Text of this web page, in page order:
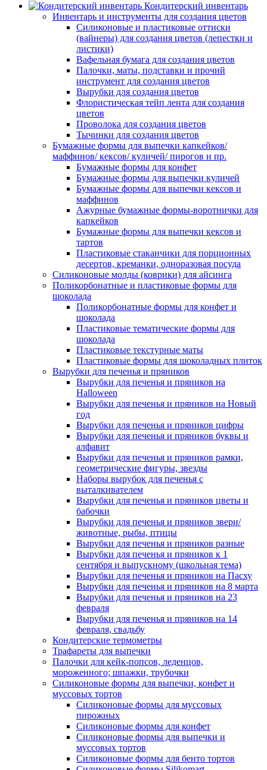
Кондитерский инвентарь
Инвентарь и инструменты для создания цветов
Силиконовые и пластиковые оттиски
(вайнеры) для создания цветов (лепестки и
листики)
Вафельная бумага для создания цветов
Палочки, маты, подставки и прочий
инструмент для создания цветов
Вырубки для создания цветов
Флористическая тейп лента для создания
цветов
Проволока для создания цветов
Тычинки для создания цветов
Бумажные формы для выпечки капкейков/
маффинов/ кексов/ куличей/ пирогов и пр.
Бумажные формы для конфет
Бумажные формы для выпечки куличей
Бумажные формы для выпечки кексов и
маффинов
Ажурные бумажные формы-воротнички для
капкейков
Бумажные формы для выпечки кексов и
тартов
Пластиковые стаканчики для порционных
десертов, креманки, одноразовая посуда
Силиконовые молды (коврики) для айсинга
Поликорбонатные и пластиковые формы для
шоколада
Поликорбонатные формы для конфет и
шоколада
Пластиковые тематические формы для
шоколада
Пластиковые текстурные маты
Пластиковые формы для шоколадных плиток
Вырубки для печенья и пряников
Вырубки для печенья и пряников на
Halloween
Вырубки для печенья и пряников на Новый
год
Вырубки для печенья и пряников цифры
Вырубки для печенья и пряников буквы и
алфавит
Вырубки для печенья и пряников рамки,
геометрические фигуры, звезды
Наборы вырубок для печенья с
выталкивателем
Вырубки для печенья и пряников цветы и
бабочки
Вырубки для печенья и пряников звери/
животные, рыбы, птицы
Вырубки для печенья и пряников разные
Вырубки для печенья и пряников к 1
сентября и выпускному (школьная тема)
Вырубки для печенья и пряников на Пасху
Вырубки для печенья и пряников на 8 марта
Вырубки для печенья и пряников на 23
февраля
Вырубки для печенья и пряников на 14
февраля, свадьбу
Кондитерские термометры
Трафареты для выпечки
Палочки для кейк-попсов, леденцов,
мороженного; шпажки, трубочки
Силиконовые формы для выпечки, конфет и
муссовых тортов
Силиконовые формы для муссовых
пирожных
Силиконовые формы для конфет
Силиконовые формы для выпечки и
муссовых тортов
Силиконовые формы для бенто тортов